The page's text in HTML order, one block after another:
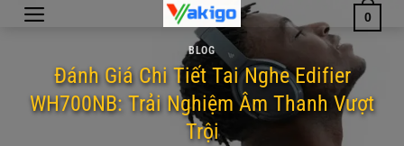
Chuyển
0
BLOG
Đánh Giá Chi Tiết Tai Nghe Edifier
WH700NB: Trải Nghiệm Âm Thanh Vượt
Trội